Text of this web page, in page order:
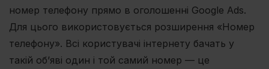
номер телефону прямо в оголошенні Google Ads.
Для цього використовується розширення «Номер
телефону». Всі користувачі інтернету бачать у
такій об’яві один і той самий номер — це